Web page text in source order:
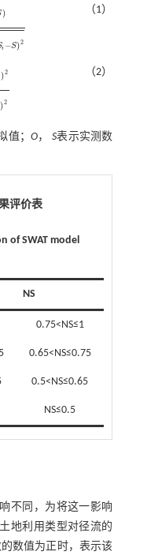
)
i −S)2
-O2∑1
（1）
)2
)2
TO
（2）
值；O， S表示实测数
评价表
of SWAT model
NS
0.75<NS≤1
0.65<NS≤0.75
0.5<NS≤0.65
NS≤0.5
不同，为将这一影响
地利用类型对径流的
数值为正时，表示该